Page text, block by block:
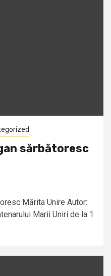
sărbătoresc
Mărita Unire Autor:
Marii Uniri de la 1